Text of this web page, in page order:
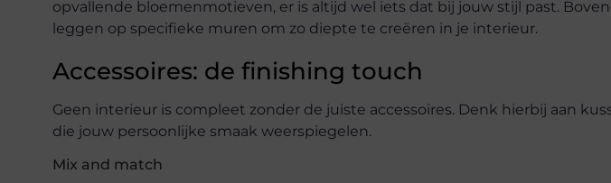
opvallende bloemenmotieven, er is altijd wel iets dat bij jouw stijl past.
leggen op specifieke muren om zo diepte te creëren in je interieur.
Accessoires: de finishing touch
Geen interieur is compleet zonder de juiste accessoires. Denk hierbij aan
die jouw persoonlijke smaak weerspiegelen.
Mix and match